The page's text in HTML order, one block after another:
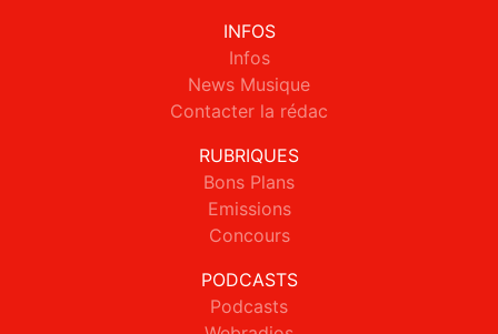
INFOS
Infos
News Musique
Contacter la rédac
RUBRIQUES
Bons Plans
Emissions
Concours
PODCASTS
Podcasts